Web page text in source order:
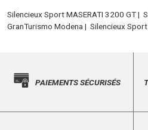
Silencieux Sport MASERATI 3200 GT|
GranTurismo Modena| Silencieux Sport
PAIEMENTS SÉCURISÉS